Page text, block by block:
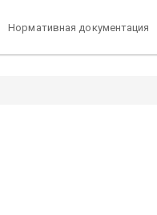
Нормативная документация